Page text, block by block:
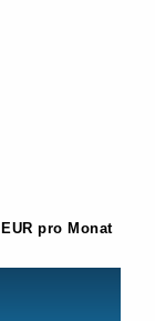
EUR pro Monat